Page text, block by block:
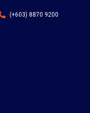
(+603) 8870 9200